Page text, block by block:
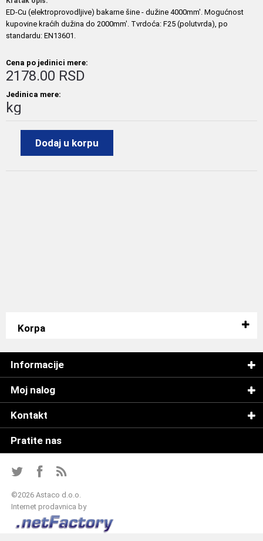
ED-Cu (elektroprovodljive) bakarne šine - dužine 4000mm'. Mogućnost
kupovine kraćih dužina do 2000mm'. Tvrdoća: F25 (polutvrda), po
standardu: EN13601.
Cena po jedinici mere:
2178.00 RSD
Jedinica mere:
kg
Dodaj u korpu
Korpa
Informacije
Moj nalog
Kontakt
Pratite nas
©2026 Astaco d.o.o.
Internet prodavnica by